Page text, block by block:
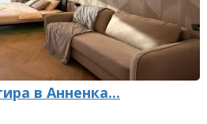
в Анненка...